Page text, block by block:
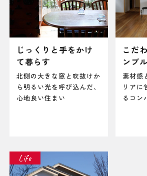
じっくりと手をかけ
て暮らす
北側の大きな窓と吹抜けか
ら明るい光を呼び込んだ、
心地良い住まい
こだ
ンプ
素材感
リアに
るコン
Life